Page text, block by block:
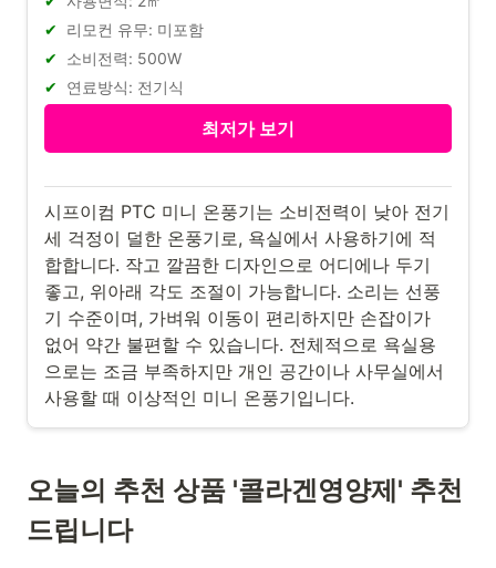
리모컨 유무: 미포함
소비전력: 500W
연료방식: 전기식
최저가 보기
시프이컴 PTC 미니 온풍기는 소비전력이 낮아 전기
세 걱정이 덜한 온풍기로, 욕실에서 사용하기에 적
합합니다. 작고 깔끔한 디자인으로 어디에나 두기
좋고, 위아래 각도 조절이 가능합니다. 소리는 선풍
기 수준이며, 가벼워 이동이 편리하지만 손잡이가
없어 약간 불편할 수 있습니다. 전체적으로 욕실용
으로는 조금 부족하지만 개인 공간이나 사무실에서
사용할 때 이상적인 미니 온풍기입니다.
오늘의 추천 상품 '콜라겐영양제' 추천
드립니다